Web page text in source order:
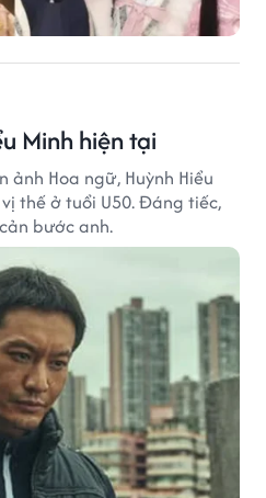
Minh hiện tại
Hoa ngữ, Huỳnh Hiểu
thế ở tuổi U50. Đáng tiếc,
bước anh.